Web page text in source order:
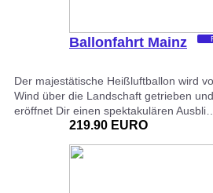
Ballonfahrt Mainz
Der majestätische Heißluftballon wird
Wind über die Landschaft getrieben und
eröffnet Dir einen spektakulären Ausbli…
219.90 EURO